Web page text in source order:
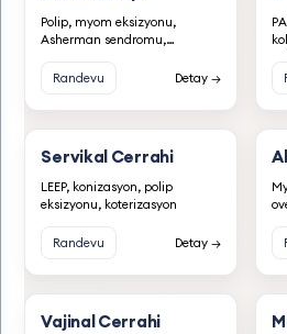
Polip, myom eksizyonu,
Asherman sendromu,
Randevu
Detay →
Servikal Cerrahi
LEEP, konizasyon, polip
eksizyonu, koterizasyon
Randevu Detay →
Vajinal Cerrahi